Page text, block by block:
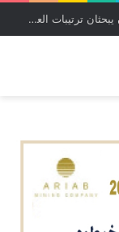
الأمين العام لديوان الزكاة ووالي شمال كردفان يبحثان ترتيبات العودة للديار وإعادة الإعمار